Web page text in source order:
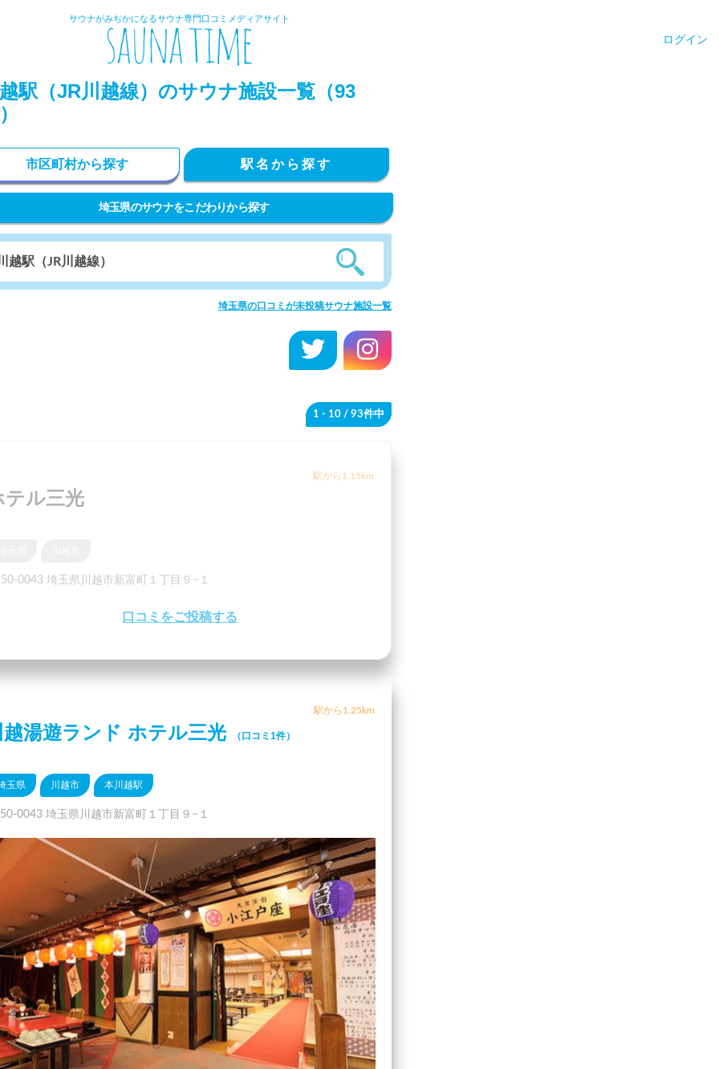
サウナがみぢかになるサウナ専門口コミメディアサイト
ログイン
駅（JR川越線）のサウナ施設一覧（93
市区町村から探す 駅名から探す
埼玉県のサウナをこだわりから探す
埼玉県の口コミが未投稿サウナ施設一覧
1 - 10 / 93件中
駅から1.15km
テル三光
0043 埼玉県川越市新富町１丁目９−１
口コミをご投稿する
駅から1.25km
越湯遊ランド ホテル三光 （口コミ1件）
玉県 川越市 本川越駅
0043 埼玉県川越市新富町１丁目９−１